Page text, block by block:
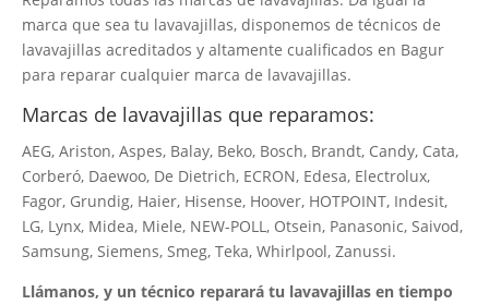
marca que sea tu lavavajillas, disponemos de técnicos de
lavavajillas acreditados y altamente cualificados en Bagur
para reparar cualquier marca de lavavajillas.
Marcas de lavavajillas que reparamos:
AEG, Ariston, Aspes, Balay, Beko, Bosch, Brandt, Candy, Cata,
Corberó, Daewoo, De Dietrich, ECRON, Edesa, Electrolux,
Fagor, Grundig, Haier, Hisense, Hoover, HOTPOINT, Indesit,
LG, Lynx, Midea, Miele, NEW-POLL, Otsein, Panasonic, Saivod,
Samsung, Siemens, Smeg, Teka, Whirlpool, Zanussi.
Llámanos, y un técnico reparará tu lavavajillas en tiempo